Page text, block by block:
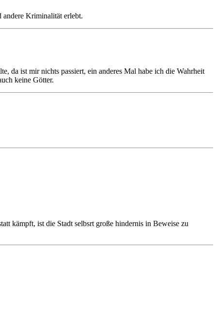
andere Kriminalität erlebt.
da ist mir nichts passiert, ein anderes Mal habe ich die Wahrheit
keine Götter.
kämpft, ist die Stadt selbsrt große hindernis in Beweise zu